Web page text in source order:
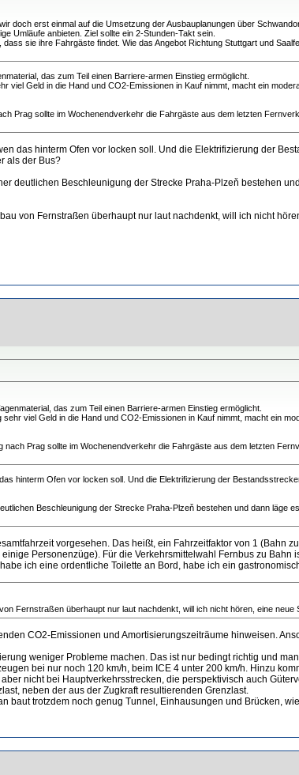
doch erst einmal auf die Umsetzung der Ausbauplanungen über
Umläufe anbieten. Ziel sollte ein 2-Stunden-Takt sein.
sie ihre Fahrgäste findet. Wie das Angebot Richtung Stuttgart und
das zum Teil einen Barriere-armen Einstieg ermöglicht.
viel Geld in die Hand und CO2-Emissionen in Kauf nimmt, macht ein
Prag sollte im Wochenendverkehr die Fahrgäste aus dem letzten
das hinterm Ofen vor locken soll. Und die Elektrifizierung der
als der Bus?
deutlichen Beschleunigung der Strecke Praha-Plzeň bestehen
von Fernstraßen überhaupt nur laut nachdenkt, will ich nicht
das zum Teil einen Barriere-armen Einstieg ermöglicht.
viel Geld in die Hand und CO2-Emissionen in Kauf nimmt, macht ein
Prag sollte im Wochenendverkehr die Fahrgäste aus dem letzten
hinterm Ofen vor locken soll. Und die Elektrifizierung der
Beschleunigung der Strecke Praha-Plzeň bestehen und dann läge
vorgesehen. Das heißt, ein Fahrzeitfaktor von 1 (Bahn
Personenzüge). Für die Verkehrsmittelwahl Fernbus zu
ich eine ordentliche Toilette an Bord, habe ich ein
Fernstraßen überhaupt nur laut nachdenkt, will ich nicht hören, eine neue
CO2-Emissionen und Amortisierungszeiträume hinweisen.
weniger Probleme machen. Das ist nur bedingt richtig und
bei nur noch 120 km/h, beim ICE 4 unter 200 km/h. Hinzu
nicht bei Hauptverkehrsstrecken, die perspektivisch auch
neben der aus der Zugkraft resultierenden Grenzlast.
baut trotzdem noch genug Tunnel, Einhausungen und Brücken,